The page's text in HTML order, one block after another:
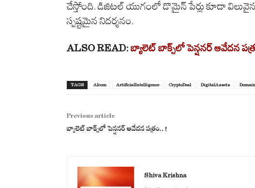
చేస్తోంది. డిజిటల్ యుగంలో డొమైన్ పేర్లు కూడా
స్పష్టమైన నిదర్శనం.
ALSO READ: బ్యాలెట్ బాక్స్‌లో పెన్షనర్ ఆవేదన
TAGS AIcom ArtificialIntelligence CryptoDeal DigitalAssets
Previous article
బ్యాలెట్ బాక్స్‌లో పెన్షనర్ ఆవేదన పత్రం..!
Shiva Krishna